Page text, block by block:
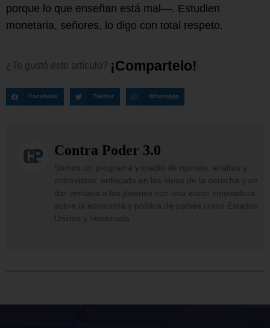
porque lo que enseñan está mal—. Estudien
monetaria, señores, lo digo con total respeto.
¿Te gustó este artículo? ¡Compartelo!
Facebook Twitter WhatsApp
Contra Poder 3.0
Somos un programa y medio de opinión, análisis y
entrevistas, enfocado en las ideas de la derecha y en
dar ventana a los jóvenes con una visión innovadora
sobre la economía y política de países como Estados
Unidos y Venezuela.